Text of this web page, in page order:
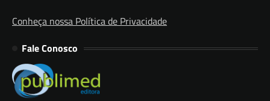
Conheça nossa Política de Privacidade
Fale Conosco